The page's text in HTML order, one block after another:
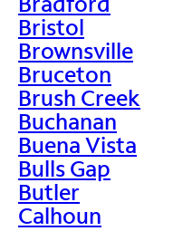
Bristol
Brownsville
Bruceton
Brush Creek
Buchanan
Buena Vista
Bulls Gap
Butler
Calhoun